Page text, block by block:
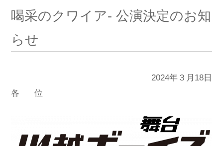
喝采のクワイア- 公演決定のお知
らせ
2024年３月18日
各 位